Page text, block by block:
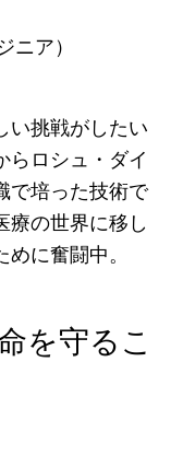
ニア ）
い挑戦がしたい
らロシュ・ダイ
で培った技術で
療の世界に移し
に奮闘中。
を守るこ